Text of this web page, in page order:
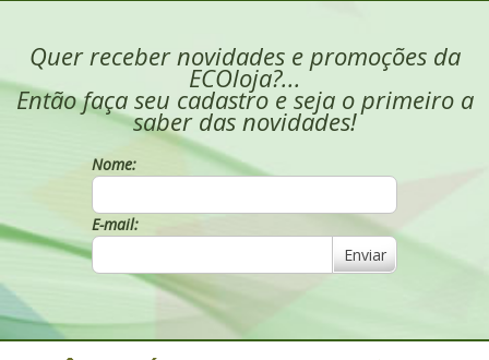
Quer receber novidades e promoções da
ECOloja?...
Então faça seu cadastro e seja o primeiro a
saber das novidades!
Nome:
E-mail:
Enviar